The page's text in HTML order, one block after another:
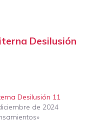
Desilusión
Desilusión 11
de 2024